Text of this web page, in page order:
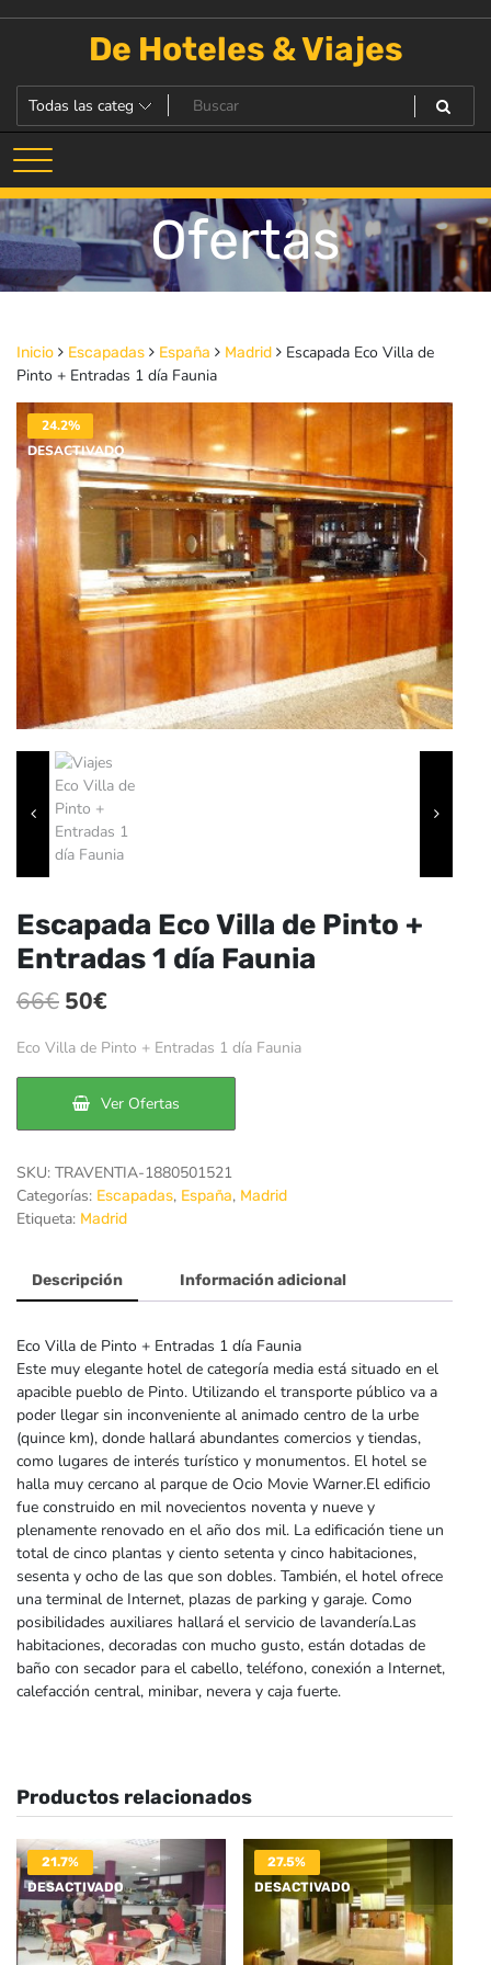
De Hoteles & Viajes
Ofertas
Inicio Escapadas España Madrid
Escapada Eco Villa de
Pinto + Entradas 1 día Faunia
24.2%
DESACTIVADO
Escapada Eco Villa de Pinto +
Entradas 1 día Faunia
66€ El
precio
era:
66€.
50€
precio
es:
50€.
Eco Villa de Pinto + Entradas 1 día Faunia
Ver Ofertas
SKU: TRAVENTIA-1880501521
Categorías: Escapadas, España, Madrid
Etiqueta: Madrid
Descripción Información adicional
Eco Villa de Pinto + Entradas 1 día Faunia
Este muy elegante hotel de categoría media está situado en el
apacible pueblo de Pinto. Utilizando el transporte público va a
poder llegar sin inconveniente al animado centro de la urbe
(quince km), donde hallará abundantes comercios y tiendas,
como lugares de interés turístico y monumentos. El hotel se
halla muy cercano al parque de Ocio Movie Warner.El edificio
fue construido en mil novecientos noventa y nueve y
plenamente renovado en el año dos mil. La edificación tiene un
total de cinco plantas y ciento setenta y cinco habitaciones,
sesenta y ocho de las que son dobles. También, el hotel ofrece
una terminal de Internet, plazas de parking y garaje. Como
posibilidades auxiliares hallará el servicio de lavandería.Las
habitaciones, decoradas con mucho gusto, están dotadas de
baño con secador para el cabello, teléfono, conexión a Internet,
calefacción central, minibar, nevera y caja fuerte.
Productos relacionados
21.7%
DESACTIVADO
27.5%
DESACTIVADO